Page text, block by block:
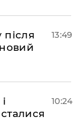
13:49
10:24